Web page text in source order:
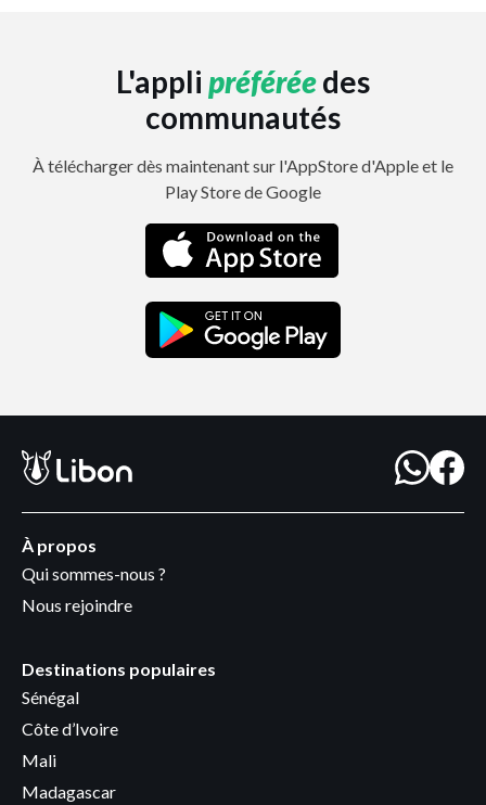
L'appli préféréedes
communautés
À télécharger dès maintenant sur l'AppStore d'Apple et le
Play Store de Google
À propos
Qui sommes-nous ?
Nous rejoindre
Destinations populaires
Sénégal
Côte d’Ivoire
Mali
Madagascar